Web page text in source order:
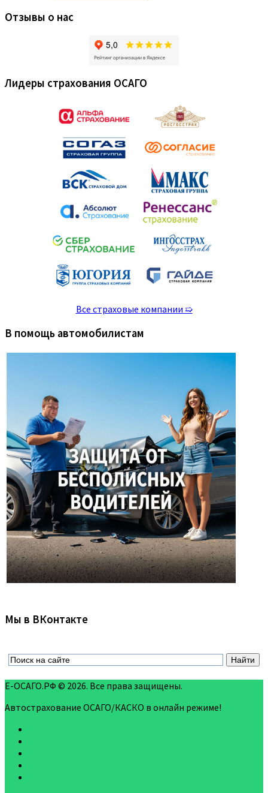
Отзывы о нас
Лидеры страхования ОСАГО
Все страховые компании ➯
В помощь автомобилистам
Мы в ВКонтакте
Е-ОСАГО.РФ © 2026. Все права защищены.
Автострахование ОСАГО/КАСКО в онлайн режиме!